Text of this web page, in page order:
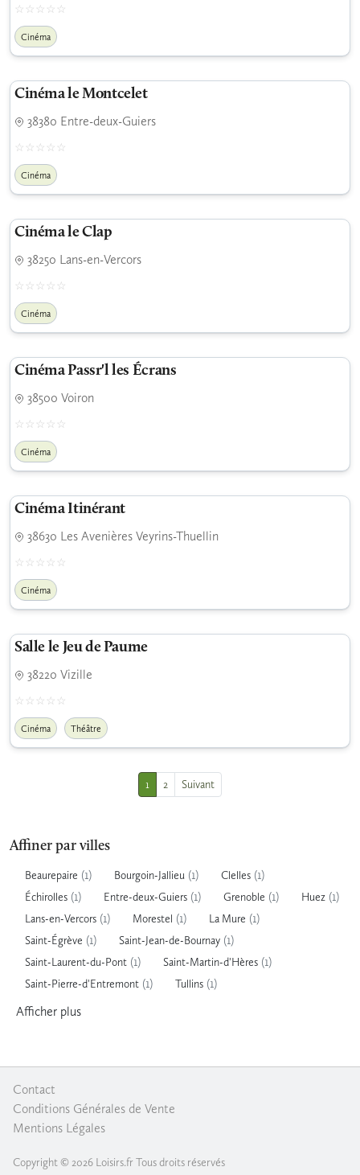
Affiner par villes
Beaurepaire (1) Bourgoin-Jallieu (1) Clelles (1)
Échirolles (1) Entre-deux-Guiers (1) Grenoble (1) Huez (1)
Lans-en-Vercors (1) Morestel (1) La Mure (1)
Saint-Égrève (1) Saint-Jean-de-Bournay (1)
Saint-Laurent-du-Pont (1) Saint-Martin-d'Hères (1)
Saint-Pierre-d'Entremont (1) Tullins (1)
Afficher plus
Cinéma
Cinéma le Montcelet
38380 Entre-deux-Guiers
Cinéma
Cinéma le Clap
38250 Lans-en-Vercors
Cinéma
Cinéma Passr'l les Écrans
38500 Voiron
Cinéma
Cinéma Itinérant
38630 Les Avenières Veyrins-Thuellin
Cinéma
Salle le Jeu de Paume
38220 Vizille
Cinéma Théâtre
1 2 Suivant
Contact
Conditions Générales de Vente
Mentions Légales
Copyright © 2026 Loisirs.fr Tous droits réservés